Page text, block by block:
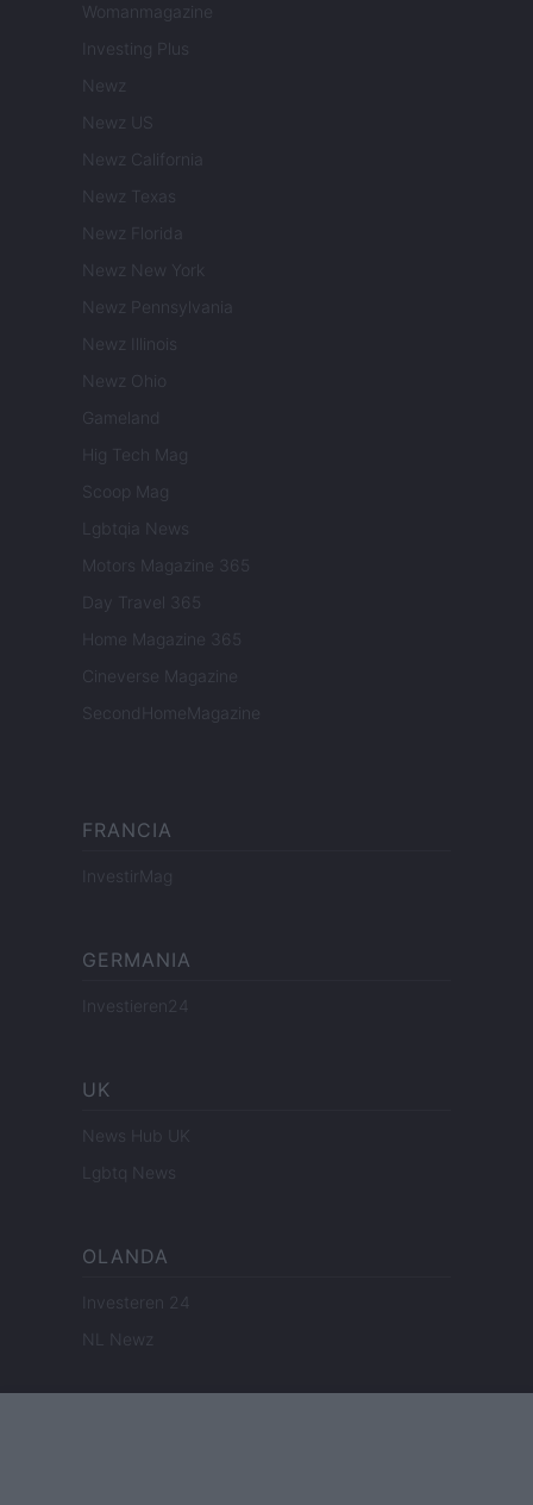
Womanmagazine
Investing Plus
Newz
Newz US
Newz California
Newz Texas
Newz Florida
Newz New York
Newz Pennsylvania
Newz Illinois
Newz Ohio
Gameland
Hig Tech Mag
Scoop Mag
Lgbtqia News
Motors Magazine 365
Day Travel 365
Home Magazine 365
Cineverse Magazine
SecondHomeMagazine
FRANCIA
InvestirMag
GERMANIA
Investieren24
UK
News Hub UK
Lgbtq News
OLANDA
Investeren 24
NL Newz